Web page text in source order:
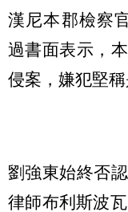
漢尼本郡檢察
過書面表示，
侵案，嫌犯堅稱
劉強東始終否
律師布利斯波